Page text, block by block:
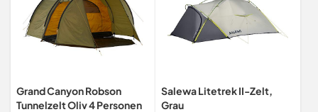
Grand Canyon Robson
Tunnelzelt Oliv 4 Personen
Salewa Litetrek II-Zelt,
Grau